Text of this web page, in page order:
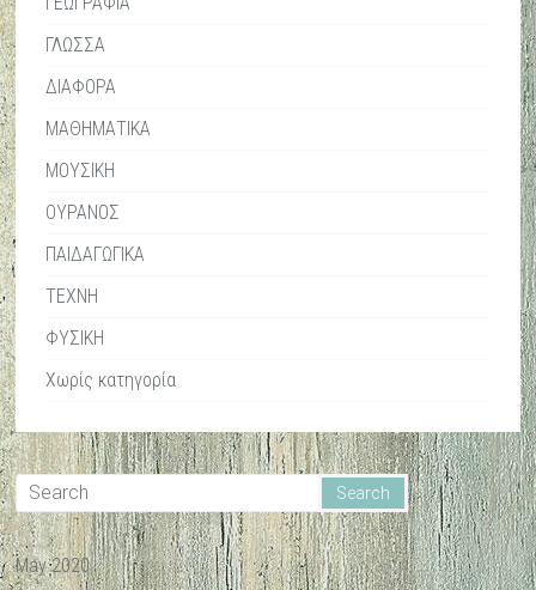
ΓΛΩΣΣΑ
ΔΙΑΦΟΡΑ
ΜΑΘΗΜΑΤΙΚΑ
ΜΟΥΣΙΚΗ
ΟΥΡΑΝΟΣ
ΠΑΙΔΑΓΩΓΙΚΑ
ΤΕΧΝΗ
ΦΥΣΙΚΗ
Χωρίς κατηγορία
May 2020